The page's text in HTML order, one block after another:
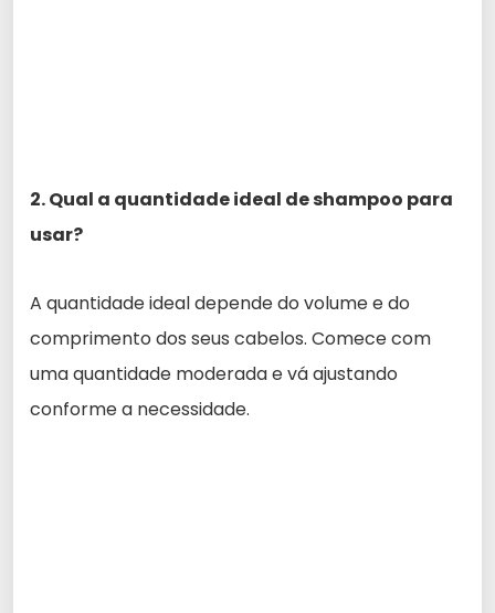
2. Qual a quantidade ideal de shampoo para
usar?
A quantidade ideal depende do volume e do
comprimento dos seus cabelos. Comece com
uma quantidade moderada e vá ajustando
conforme a necessidade.